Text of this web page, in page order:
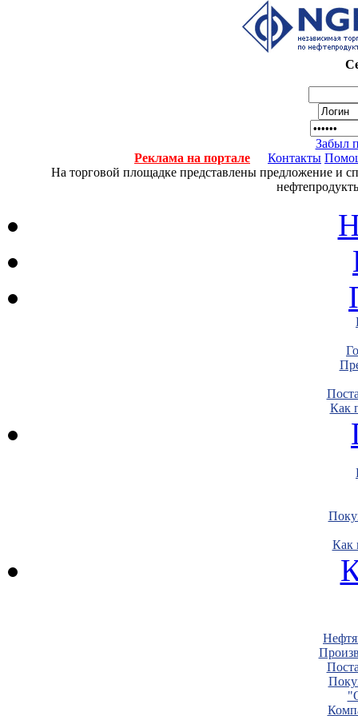
Забыл
Реклама на портале
Контакты
На торговой площадке представлены предложение и
Как
Как